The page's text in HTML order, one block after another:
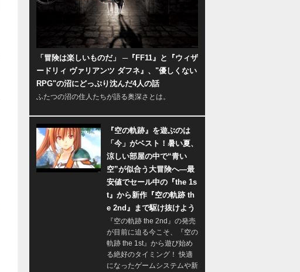
「冒険は楽しいものだ」 ─『FF11』と『ウィザ
ードリィ ヴァリアンツ ダフネ』、"優しくない
RPG"の沼にどっぷり沈んだ4人の話
ふたつの沼の住人たちが語る奥深さとは。
『空の軌跡』を遊ぶのは
「今」がベスト！暑い夏、
涼しい部屋の中で“青い
空”が似合う大冒険へ―最
安値でセール中の『the 1s
t』から新作『空の軌跡 th
e 2nd』まで駆け抜けよう
『空の軌跡 the 2nd』の発売
が目前に迫る今こそ、『空の
軌跡 the 1st』から遊び始め
る絶好のタイミング！ 快適
になったゲームシステムや新